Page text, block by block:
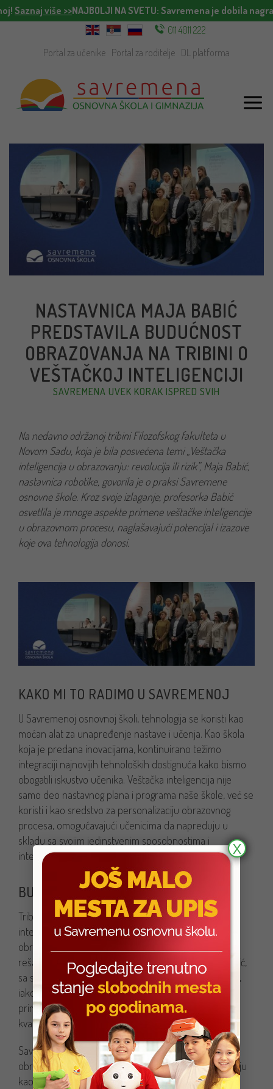
Saznaj više >> NAJBOLJI NA SVETU: Savremena je dobila
011 4011 222
Portal za učenike Portal za roditelje DL platforma
NASTAVNICA MAJA BABIĆ
PREDSTAVILA BUDUĆNOST
OBRAZOVANJA NA TRIBINI O
VEŠTAČKOJ INTELIGENCIJI
SAVREMENA UVEK KORAK ISPRED SVIH
Na nedavno održanoj tribini Filozofskog fakulteta u
Novom Sadu, koja je bila posvećena temi „Veštačka
inteligencija u obrazovanju: revolucija ili rizik”, Maja Babić,
nastavnica robotike, govorila je o praksi Savremene
osnovne škole. Kroz svoje izlaganje, profesorka Babić
osvetlila je mnoge aspekte primene veštačke inteligencije
u obrazovnom procesu, naglašavajući potencijal i izazove
koje ova tehnologija donosi.
KAKO MI TO RADIMO U SAVREMENOJ
U Savremenoj osnovnoj školi, tehnologija se koristi kao
moćan alat za unapređenje nastave i učenja. Kao škola
koja je predana inovacijama, kontinuirano težimo
integraciji najnovijih tehnoloških dostignuća kako bismo
obogatili iskustvo učenika. Veštačka inteligencija nije
samo deo nastavnog plana i programa naše škole, već se
koristi i kao sredstvo za personalizaciju obrazovnog
procesa, omogućavajući učenicima da napreduju u
skladu sa svojim jedinstvenim sposobnostima i
interesovanjima.
BUDUĆNOST OBRAZOVANJA: AI
Tribina je bila prilika da se istakne kako veštačka
inteligencija može služiti kao pouzdan partner u
obrazovanju, podstičući kritičko mišljenje i kreativno
rešavanje problema među učenicima. Nastavnica Babić,
sa svojim bogatim iskustvom i stručnošću, istakla je da,
iako tehnologija nosi određene rizike, pravilnom
primenom i etičkim pristupom može znatno doprineti
kvalitetu obrazovanja.
Savremena osnovna škola nastavlja da bude na čelu
obrazovne revolucije, prihvatajući veštačku inteligenciju
kao prijatelja u nastavi, a ne kao pretnju. Naša
X